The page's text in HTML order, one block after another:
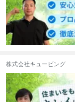
株式会社キュービング